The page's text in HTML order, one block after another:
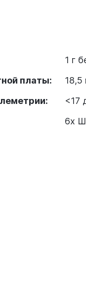
1 г
платы:
<17
6x